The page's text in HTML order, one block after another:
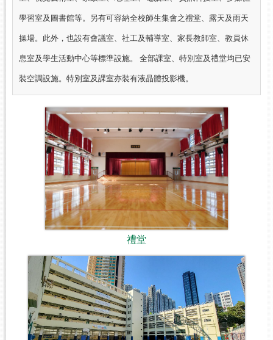
學習室及圖書館等。另有可容納全校師生集會之禮堂、露天及雨天
操場。此外，也設有會議室、社工及輔導室、家長教師室、教員休
息室及學生活動中心等標準設施。 全部課室、特別室及禮堂均已安
裝空調設施。特別室及課室亦裝有液晶體投影機。
禮堂